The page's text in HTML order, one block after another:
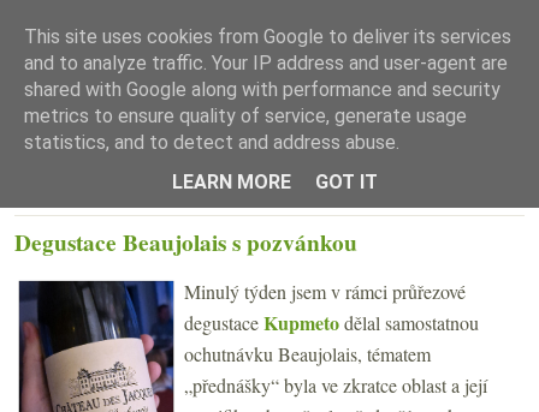
☰ Menu
Degustace Beaujolais s pozvánkou
Minulý týden jsem v rámci průřezové
degustaceKupmetodělal samostatnou
ochutnávku Beaujolais, tématem
„přednášky“ byla ve zkratce oblast a její
This site uses cookies from Google to deliver its services
and to analyze traffic. Your IP address and user-agent are
shared with Google along with performance and security
metrics to ensure quality of service, generate usage
statistics, and to detect and address abuse.
LEARN MORE
GOT IT